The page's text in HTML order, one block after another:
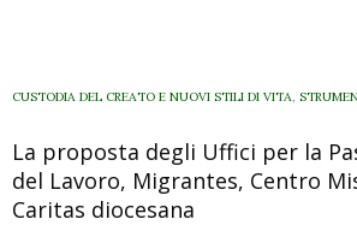
CUSTODIA DEL CREATO E NUOVI STILI DI VITA,
La proposta degli Uffici per la
del Lavoro, Migrantes, Centro
Caritas diocesana